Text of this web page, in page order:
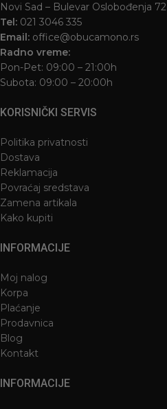
Novi Sad – Bulevar Oslobođenja 72
Tel: 021 3046 335
Email: office@obucamono.rs
Radno vreme:
Pon-Pet: 09:00 – 21:00h
Subota: 09:00 – 20:00h
KORISNIČKI SERVIS
Politika privatnosti
Dostava
Reklamacija
Povraćaj sredstava
Zamena artikala
Kako kupiti
INFORMACIJE
Moj nalog
Korpa
Plaćanje
Prodavnica
Blog
Kontakt
INFORMACIJE